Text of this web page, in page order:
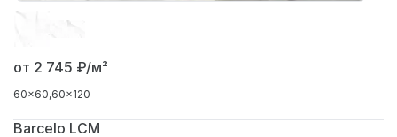
от 2 745 ₽/м²
60x60 60x120
Barcelo LCM